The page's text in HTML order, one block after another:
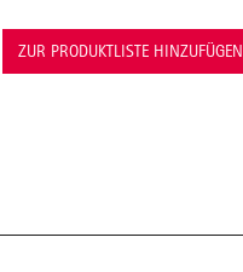
ZUR PRODUKTLISTE HINZUFÜGEN